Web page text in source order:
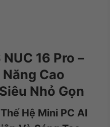
16 Pro –
Cao
Nhỏ Gọn
Hệ Mini PC AI